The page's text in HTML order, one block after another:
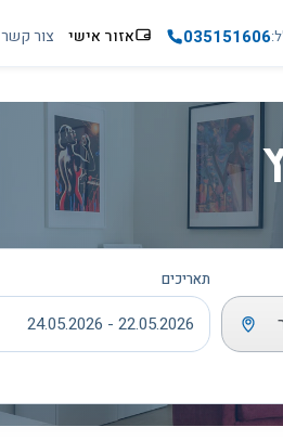
035151606 אזור אישי צור קשר
תאריכים
22.05.2026 - 24.05.2026